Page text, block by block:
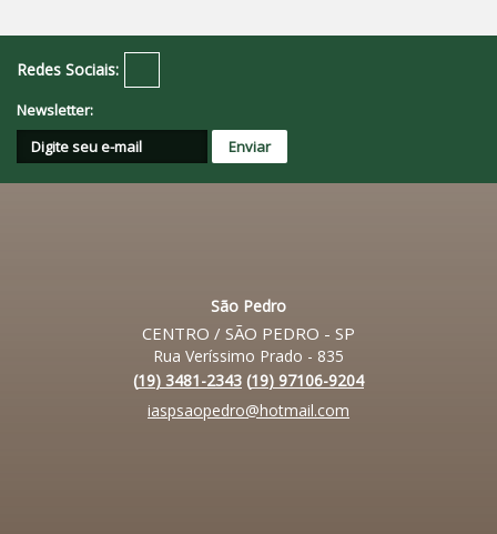
Redes Sociais:
Newsletter:
São Pedro
CENTRO / SÃO PEDRO - SP
Rua Veríssimo Prado - 835
(19) 3481-2343 (19) 97106-9204
iaspsaopedro@hotmail.com